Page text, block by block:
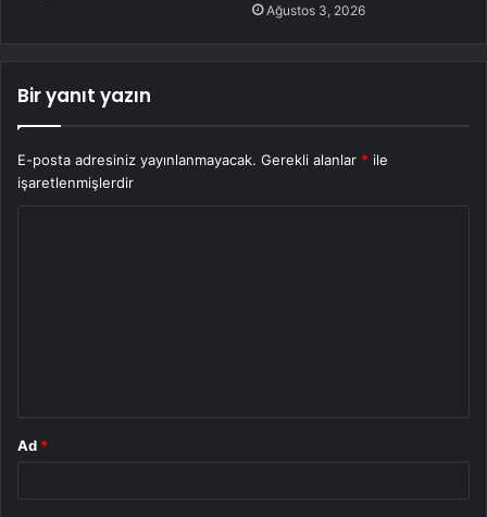
Ağustos 3, 2026
Bir yanıt yazın
E-posta adresiniz yayınlanmayacak. Gerekli alanlar * ile
işaretlenmişlerdir
Ad *